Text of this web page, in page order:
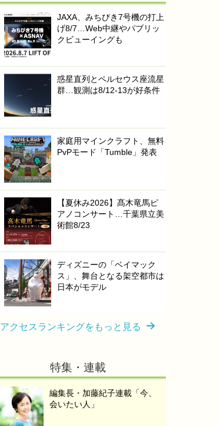
JAXA、みちびき7号機の打上
げ8/7…Web中継やパブリッ
クビューイングも
惑星直列とペルセウス座流星
群…観測は8/12-13が好条件
家庭用マインクラフト、無料
PvPモード「Tumble」発表
【夏休み2026】髙木竜馬ピ
アノコンサート…千葉県立美
術館8/23
ディズニーの「ベイマック
ス」、舞台となる架空都市は
日本がモデル
アクセスランキングをもっと見る
特集・連載
編集長・加藤紀子連載「今、
会いたい人」